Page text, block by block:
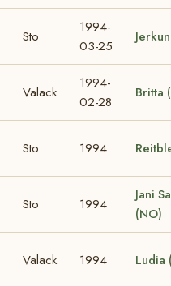
Sto
1994-
03-25
Valack
1994-
02-28
Britta
Sto 1994
Sto 1994
Jani
(NO)
Valack 1994 Ludia